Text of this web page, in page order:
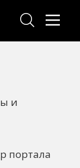
и
портала